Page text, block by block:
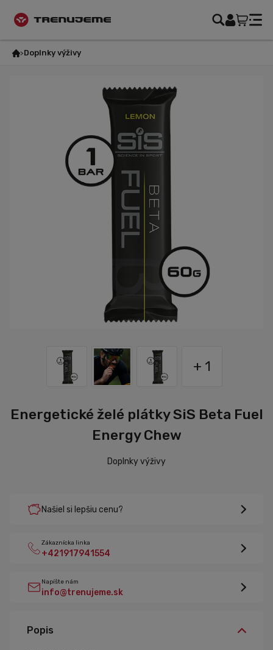
Doplnky výživy
+ 1
Energetické želé plátky SiS Beta Fuel
Energy Chew
Doplnky výživy
Našiel si lepšiu cenu?
Zákaznícka linka
+421917941554
Napíšte nám
info@trenujeme.sk
Popis